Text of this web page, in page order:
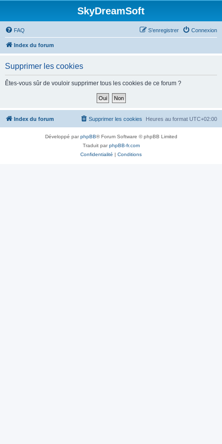
SkyDreamSoft
FAQ Connexion
S’enregistrer
Index du forum
Supprimer les cookies
Êtes-vous sûr de vouloir supprimer tous les cookies de ce forum ?
Index du forum Heures au format UTC+02:00
Supprimer les cookies
Développé parphpBB® Forum Software © phpBB Limited
Traduit parphpBB-fr.com
Confidentialité | Conditions